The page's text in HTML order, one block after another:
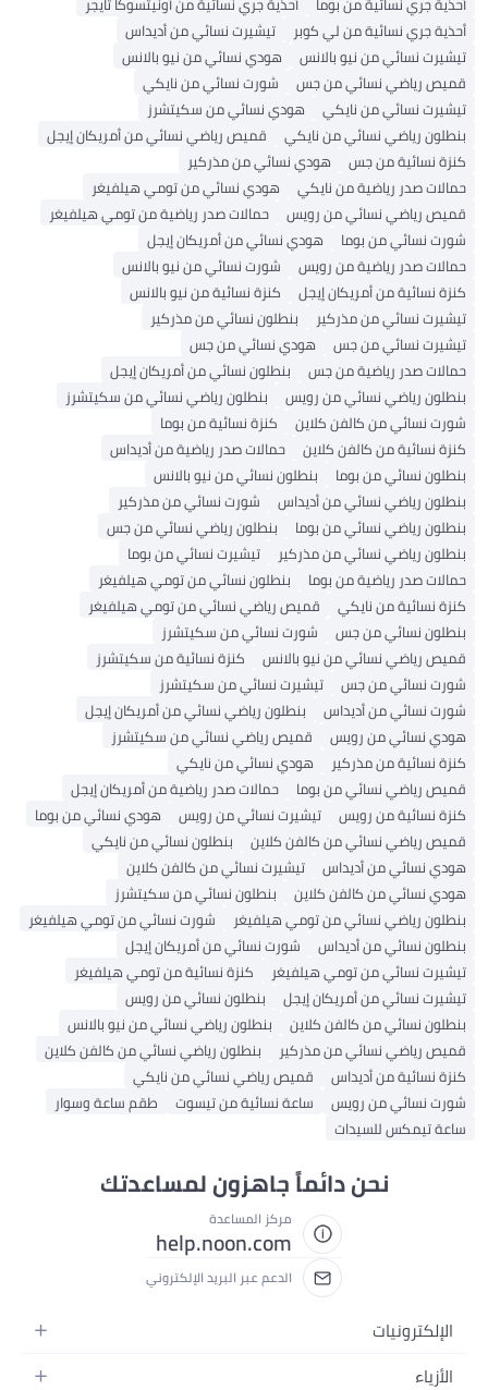
أحذية جري نسائية من لي كوبر
تيشيرت نسائي من أديداس
تيشيرت نسائي من نيو بالانس
هودي نسائي من نيو بالانس
قميص رياضي نسائي من جس
شورت نسائي من نايكي
تيشيرت نسائي من نايكي
هودي نسائي من سكيتشرز
بنطلون رياضي نسائي من نايكي
قميص رياضي نسائي من أمريكان إيجل
كنزة نسائية من جس
هودي نسائي من مذركير
حمالات صدر رياضية من نايكي
هودي نسائي من تومي هيلفيغر
قميص رياضي نسائي من رويس
حمالات صدر رياضية من تومي هيلفيغر
شورت نسائي من بوما
هودي نسائي من أمريكان إيجل
حمالات صدر رياضية من رويس
شورت نسائي من نيو بالانس
كنزة نسائية من أمريكان إيجل
كنزة نسائية من نيو بالانس
تيشيرت نسائي من مذركير
بنطلون نسائي من مذركير
تيشيرت نسائي من جس
هودي نسائي من جس
حمالات صدر رياضية من جس
بنطلون نسائي من أمريكان إيجل
بنطلون رياضي نسائي من رويس
بنطلون رياضي نسائي من سكيتشرز
شورت نسائي من كالفن كلاين
كنزة نسائية من بوما
كنزة نسائية من كالفن كلاين
حمالات صدر رياضية من أديداس
بنطلون نسائي من بوما
بنطلون نسائي من نيو بالانس
بنطلون رياضي نسائي من أديداس
شورت نسائي من مذركير
بنطلون رياضي نسائي من بوما
بنطلون رياضي نسائي من جس
بنطلون رياضي نسائي من مذركير
تيشيرت نسائي من بوما
حمالات صدر رياضية من بوما
بنطلون نسائي من تومي هيلفيغر
كنزة نسائية من نايكي
قميص رياضي نسائي من تومي هيلفيغر
بنطلون نسائي من جس
شورت نسائي من سكيتشرز
قميص رياضي نسائي من نيو بالانس
كنزة نسائية من سكيتشرز
شورت نسائي من جس
تيشيرت نسائي من سكيتشرز
شورت نسائي من أديداس
بنطلون رياضي نسائي من أمريكان إيجل
هودي نسائي من رويس
قميص رياضي نسائي من سكيتشرز
كنزة نسائية من مذركير
هودي نسائي من نايكي
قميص رياضي نسائي من بوما
حمالات صدر رياضية من أمريكان إيجل
كنزة نسائية من رويس
تيشيرت نسائي من رويس
هودي نسائي من بوما
قميص رياضي نسائي من كالفن كلاين
بنطلون نسائي من نايكي
هودي نسائي من أديداس
تيشيرت نسائي من كالفن كلاين
هودي نسائي من كالفن كلاين
بنطلون نسائي من سكيتشرز
بنطلون رياضي نسائي من تومي هيلفيغر
شورت نسائي من تومي هيلفيغر
بنطلون نسائي من أديداس
شورت نسائي من أمريكان إيجل
تيشيرت نسائي من تومي هيلفيغر
كنزة نسائية من تومي هيلفيغر
تيشيرت نسائي من أمريكان إيجل
بنطلون نسائي من رويس
بنطلون نسائي من كالفن كلاين
بنطلون رياضي نسائي من نيو بالانس
قميص رياضي نسائي من مذركير
بنطلون رياضي نسائي من كالفن كلاين
كنزة نسائية من أديداس
قميص رياضي نسائي من نايكي
شورت نسائي من رويس
ساعة نسائية من تيسوت
طقم ساعة وسوار
ساعة تيمكس للسيدات
نحن دائماً جاهزون لمساعدتك
مركز المساعدة
help.noon.com
الدعم عبر البريد الإلكتروني
الإلكترونيات
الجوالات
الأزياء